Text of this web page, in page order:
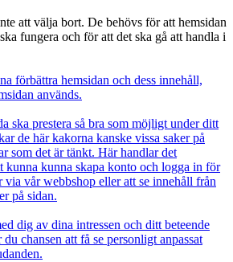
att välja bort. De behövs för att hemsidan
fungera och för att det ska gå att handla i
förbättra hemsidan och dess innehåll,
används.
ska prestera så bra som möjligt under ditt
de här kakorna kanske vissa saker på
som det är tänkt. Här handlar det
kunna kunna skapa konto och logga in för
via vår webbshop eller att se innehåll från
på sidan.
dig av dina intressen och ditt beteende
chansen att få se personligt anpassat